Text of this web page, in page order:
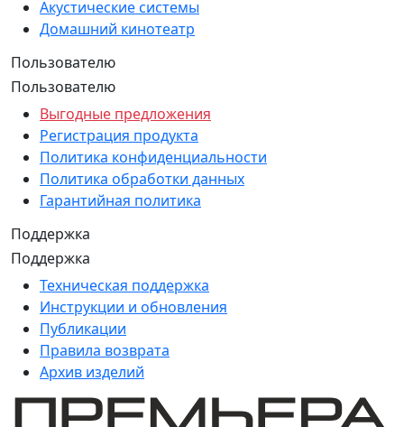
Акустические системы
Домашний кинотеатр
Пользователю
Пользователю
Выгодные предложения
Регистрация продукта
Политика конфиденциальности
Политика обработки данных
Гарантийная политика
Поддержка
Поддержка
Техническая поддержка
Инструкции и обновления
Публикации
Правила возврата
Архив изделий